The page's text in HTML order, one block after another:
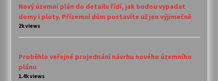
Nový územní plán do detailu řídí, jak budou vypadat
domy i ploty. Přízemní dům postavíte už jen výjimečně
2k views
Proběhlo veřejné projednání návrhu nového územního
plánu
1.4k views